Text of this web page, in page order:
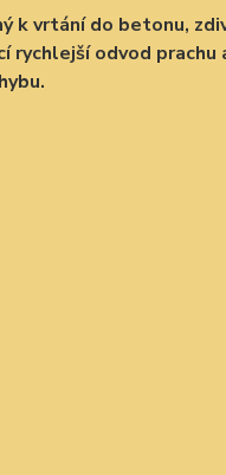
k vrtání do betonu,
odvod prachu